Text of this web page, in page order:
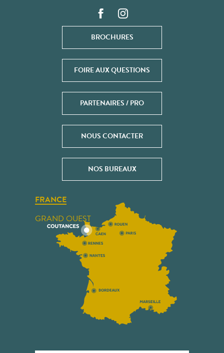
BROCHURES
FOIRE AUX QUESTIONS
PARTENAIRES / PRO
NOUS CONTACTER
NOS BUREAUX
FRANCE
GRAND OUEST